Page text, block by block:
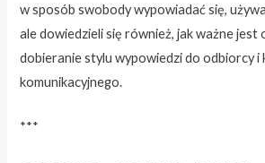
w sposób swobody wypowiadać się,
ale dowiedzieli się również, jak ważne jest
dobieranie stylu wypowiedzi do odbiorcy
komunikacyjnego.
***